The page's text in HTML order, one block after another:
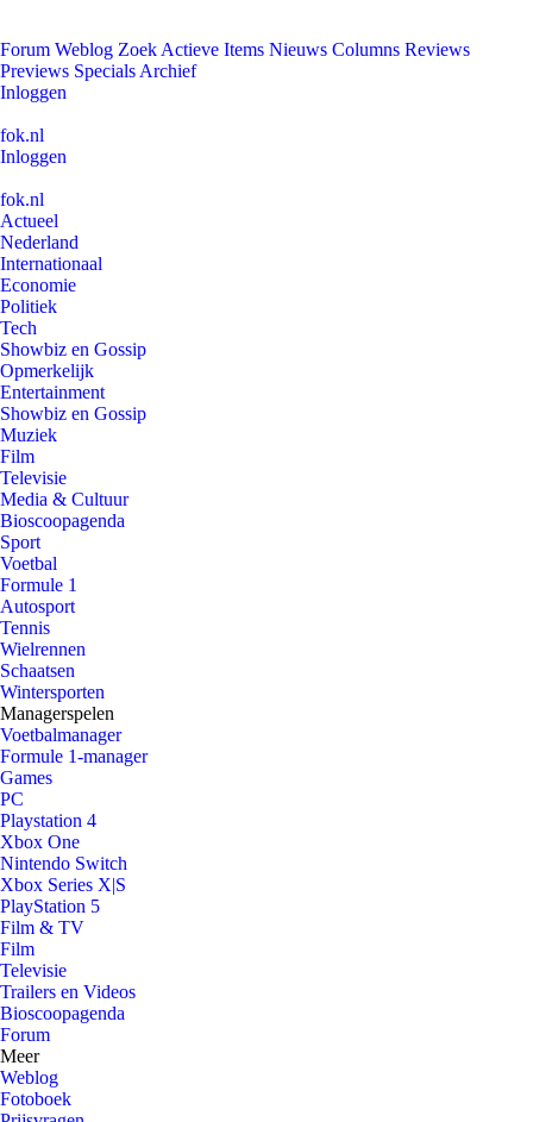
Forum Weblog Zoek Actieve Items Nieuws Columns Reviews
Previews Specials Archief
Inloggen
fok.nl
Inloggen
fok.nl
Actueel
Nederland
Internationaal
Economie
Politiek
Tech
Showbiz en Gossip
Opmerkelijk
Entertainment
Showbiz en Gossip
Muziek
Film
Televisie
Media & Cultuur
Bioscoopagenda
Sport
Voetbal
Formule 1
Autosport
Tennis
Wielrennen
Schaatsen
Wintersporten
Managerspelen
Voetbalmanager
Formule 1-manager
Games
PC
Playstation 4
Xbox One
Nintendo Switch
Xbox Series X|S
PlayStation 5
Film & TV
Film
Televisie
Trailers en Videos
Bioscoopagenda
Forum
Meer
Weblog
Fotoboek